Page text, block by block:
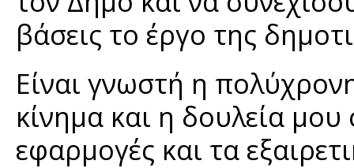
βάσεις το έργο της
Είναι γνωστή η
κίνημα και η δουλεία
εφαρμογές και τα